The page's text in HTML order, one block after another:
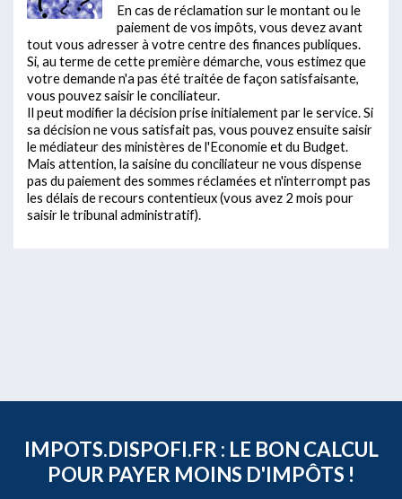
En cas de réclamation sur le montant ou le
paiement de vos impôts, vous devez avant
tout vous adresser à votre centre des finances publiques.
Si, au terme de cette première démarche, vous estimez que
votre demande n'a pas été traitée de façon satisfaisante,
vous pouvez saisir le conciliateur.
Il peut modifier la décision prise initialement par le service. Si
sa décision ne vous satisfait pas, vous pouvez ensuite saisir
le médiateur des ministères de l'Economie et du Budget.
Mais attention, la saisine du conciliateur ne vous dispense
pas du paiement des sommes réclamées et n'interrompt pas
les délais de recours contentieux (vous avez 2 mois pour
saisir le tribunal administratif).
IMPOTS.DISPOFI.FR : LE BON CALCUL
POUR PAYER MOINS D'IMPÔTS !